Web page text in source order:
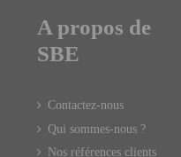
A propos de
SBE
Contactez-nous
Qui sommes-nous ?
Nos références clients